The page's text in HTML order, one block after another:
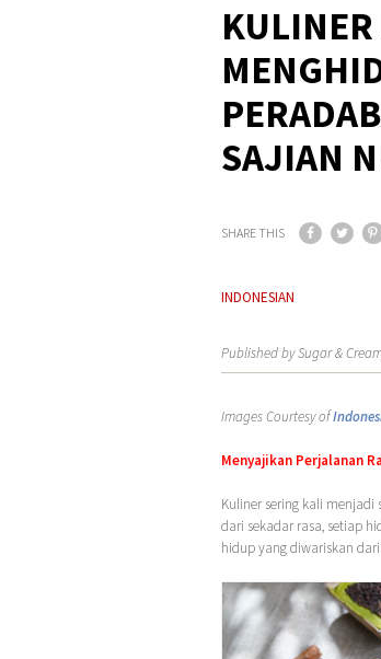
SAJIAN
SHARE THIS
INDONESIAN
Published by Sugar &
Images Courtesy of
Menyajikan Perjalanan
Kuliner sering kali
dari sekadar rasa, setiap
hidup yang diwariskan dari